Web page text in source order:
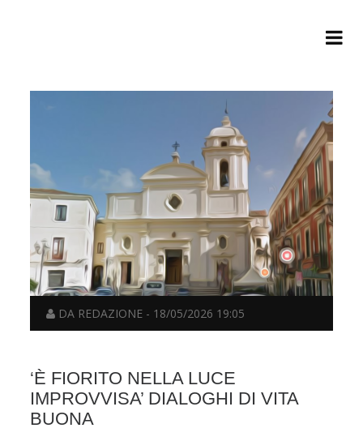
DA REDAZIONE - 18/05/2026 19:05
‘È FIORITO NELLA LUCE
IMPROVVISA’ DIALOGHI DI VITA
BUONA